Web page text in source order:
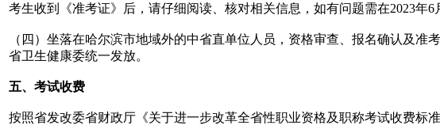
考生收到《准考证》后，请仔细阅读、核对相关信息，如有问题需在2023年6
（四）坐落在哈尔滨市地域外的中省直单位人员，资格审查、报名确认及
省卫生健康委统一发放。
五、考试收费
按照省发改委省财政厅《关于进一步改革全省性职业资格及职称考试收费标